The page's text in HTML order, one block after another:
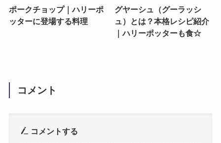
ポークチョップ｜ハリーポ
ッターに登場する料理
グヤーシュ（グーラッシ
ュ）とは？本格レシピ紹介
｜ハリーポッターも食☆
コメント
コメントする